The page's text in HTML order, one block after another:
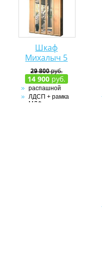
Шкаф
Михалыч 5
29 800руб.
14 900руб.
распашной
ЛДСП + рамка
МДФ